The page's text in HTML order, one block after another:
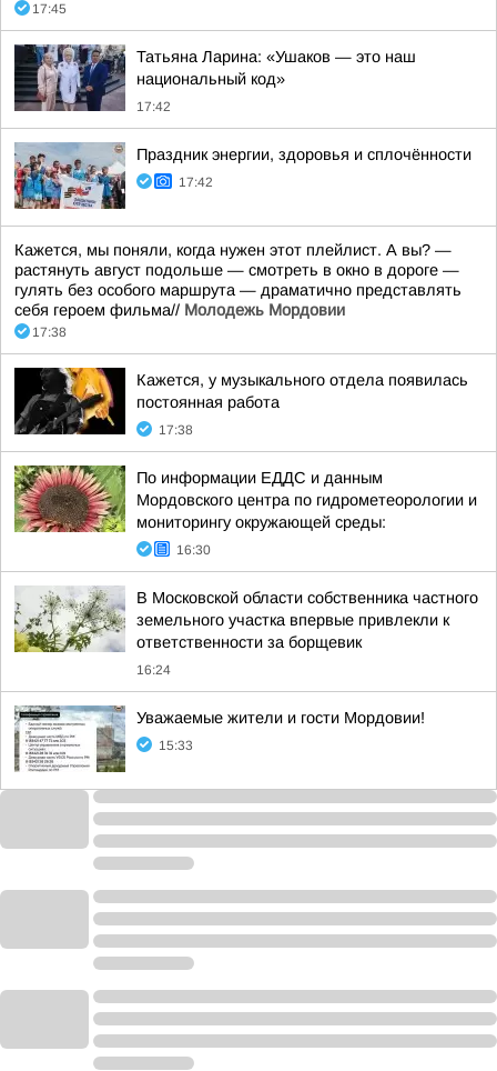
17:45
Татьяна Ларина: «Ушаков — это наш
национальный код»
17:42
Праздник энергии, здоровья и сплочённости
17:42
Кажется, мы поняли, когда нужен этот плейлист. А вы? —
растянуть август подольше — смотреть в окно в дороге —
гулять без особого маршрута — драматично представлять
себя героем фильма// Молодежь Мордовии
17:38
Кажется, у музыкального отдела появилась
постоянная работа
17:38
По информации ЕДДС и данным
Мордовского центра по гидрометеорологии и
мониторингу окружающей среды:
16:30
В Московской области собственника частного
земельного участка впервые привлекли к
ответственности за борщевик
16:24
Уважаемые жители и гости Мордовии!
15:33